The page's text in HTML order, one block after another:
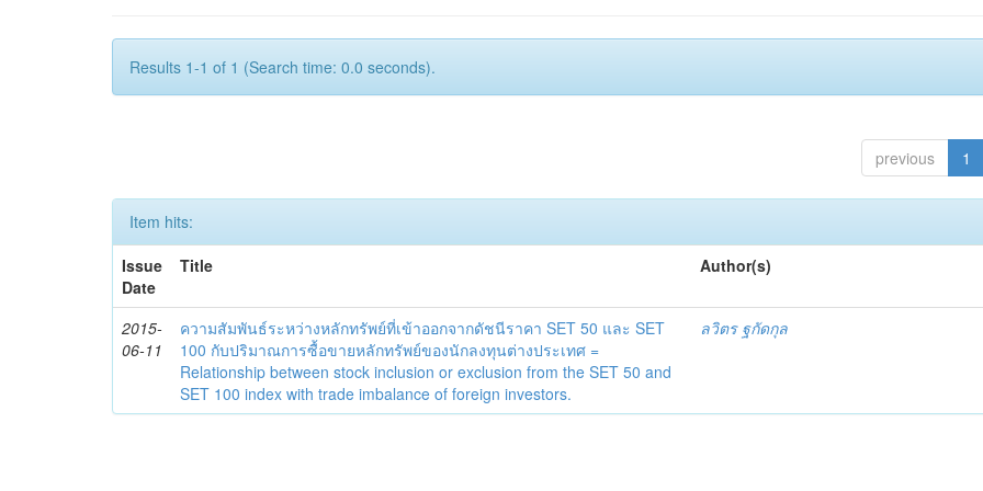
Results 1-1 of 1 (Search time: 0.0 seconds).
previous 1
Item hits:
Issue
Date
Title Author(s)
2015-
06-11
ความสัมพันธ์ระหว่างหลักทรัพย์ที่เข้าออกจากดัชนีราคา SET 50 และ SET
100 กับปริมาณการซื้อขายหลักทรัพย์ของนักลงทุนต่างประเทศ =
Relationship between stock inclusion or exclusion from the SET 50 and
SET 100 index with trade imbalance of foreign investors.
ลวิตร ฐกัดกุล